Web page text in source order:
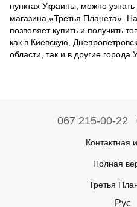
пунктах Украины, можно узнать
магазина «Третья Планета».
позволяет купить и получить
как в Киевскую,
области, так и в другие города
067 215-00-22
Контактная
Полная
Третья
Рус